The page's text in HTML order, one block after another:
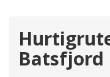
Batsfjord